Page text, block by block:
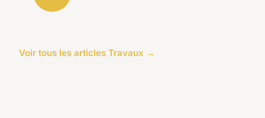
Voir tous les articles Travaux →